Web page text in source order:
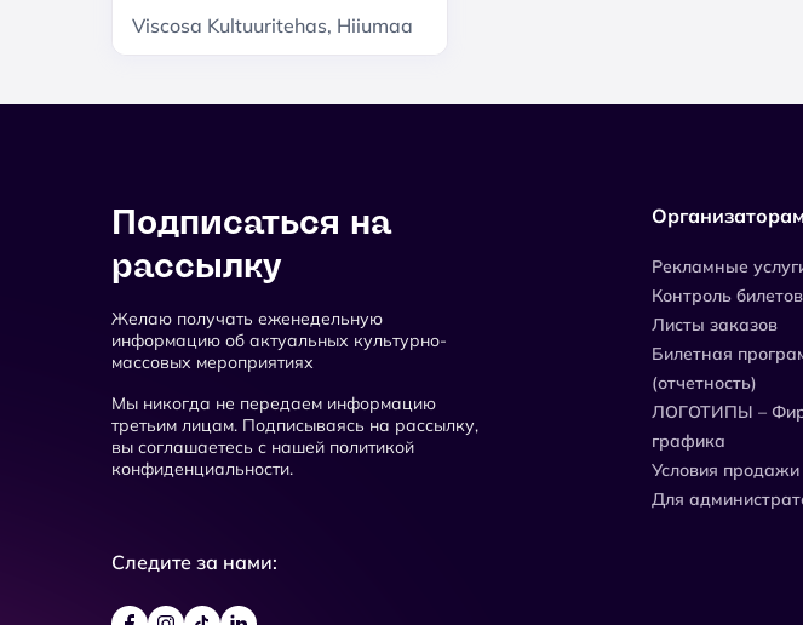
Viscosa Kultuuritehas, Hiiumaa
Подписаться на
рассылку
Желаю получать еженедельную
информацию об актуальных культурно-
массовых мероприятиях
Мы никогда не передаем информацию
третьим лицам. Подписываясь на рассылку,
вы соглашаетесь с нашей политикой
конфиденциальности.
Следите за нами:
Организаторам
Рекламные
Контроль билетов
Листы заказов
Билетная
(отчетность)
ЛОГОТИПЫ –
графика
Условия продажи
Для